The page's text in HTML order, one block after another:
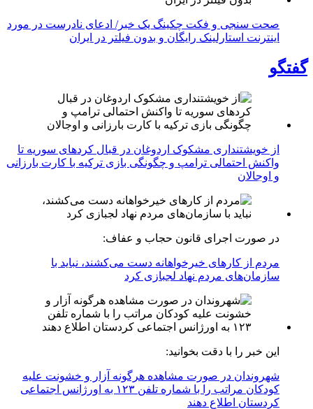
صحت سنجی و فکت چکینگ یک خبر/ ادعای نادرست در مورد
اینترنت استارلینک رایگان و بدون فیلتر در ایران
گفتگو
از خویشتنداری مشکوک اردوغان در قبال کردهای سوریه تا
واکنش احتمالی ترامپ و چگونگی بازی ترکیه با کارت بارزانی
و اوجالان
در صورت اجرای قانون حجاب و عفاف:
مردم از کارهای خیرخواهانه دست می‌کشند، نباید با
سازمان‌های مردم نهاد لجبازی کرد
این خبر را با دقت بخوانید:
شهروندان در صورت مشاهده هرگونه آزار و خشونت علیه
کودکان مراتب را با شماره تلفن ۱۲۳ به اورژانس اجتماعی
کردستان اطلاع دهند